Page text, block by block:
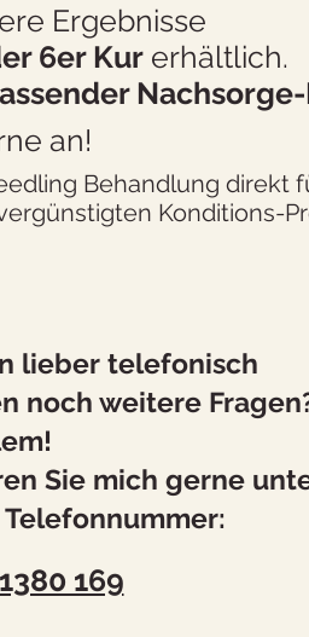
Ergebnisse
6er Kurerhältlich.
an!
Behandlung direkt
Konditions-
lieber telefonisch
noch weitere
Sie mich gerne
169